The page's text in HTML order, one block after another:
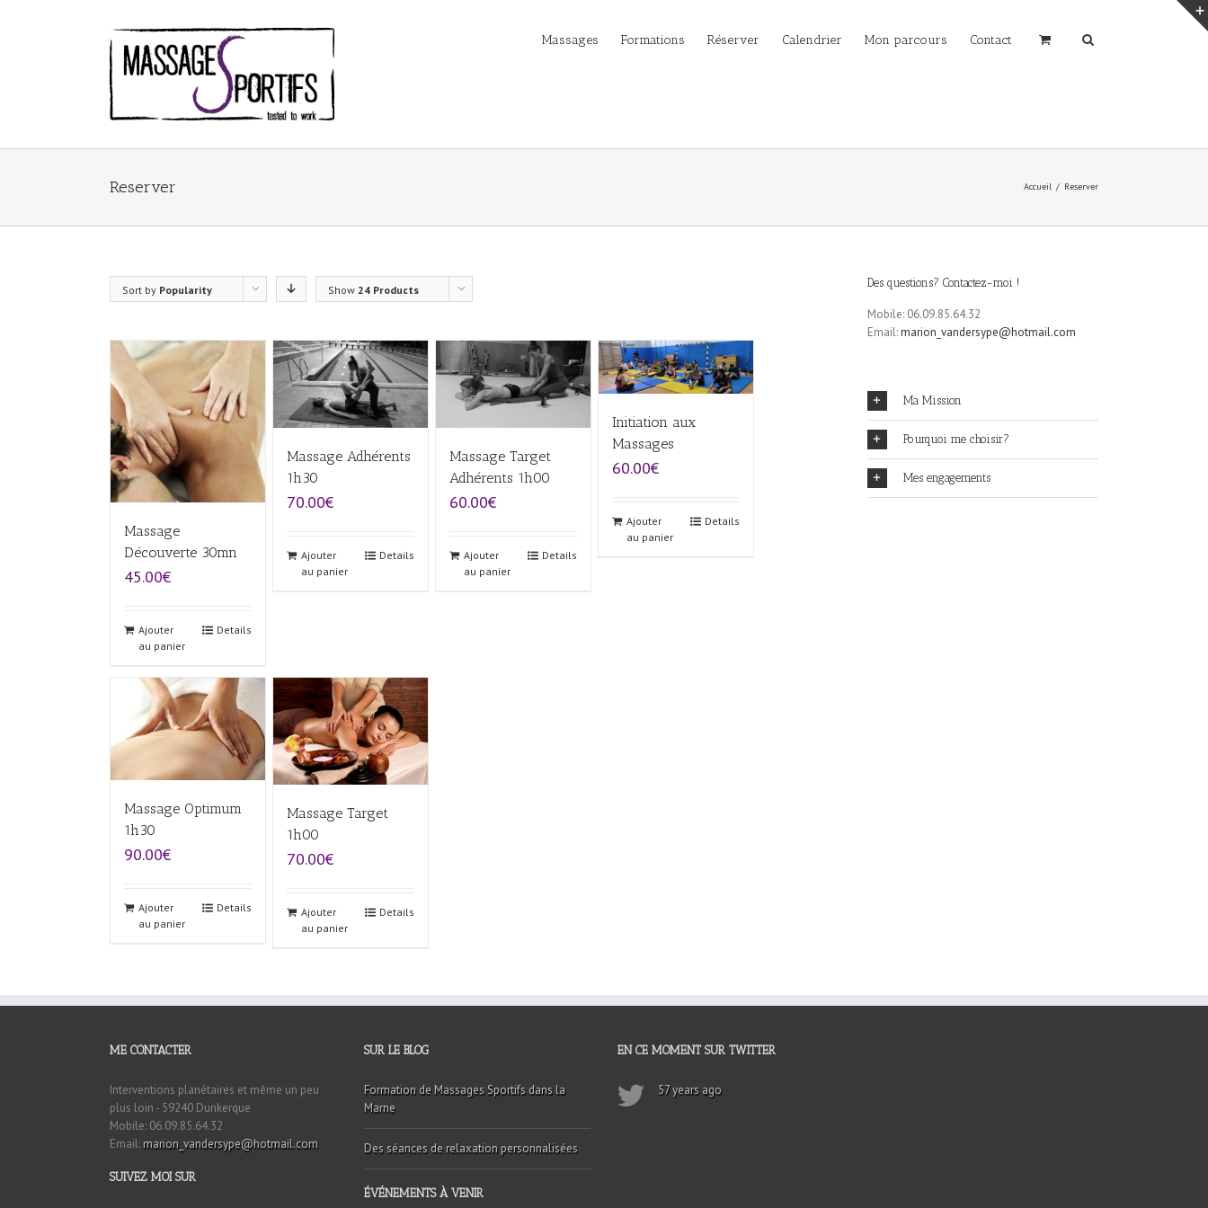
Massages Formations Réserver Calendrier Mon parcours Contact
Reserver Accueil Reserver
Sort by Popularity Show 24 Products
Massage
Découverte 30mn
45.00€
Ajouter
au panier
Details
Massage Adhérents
1h30
70.00€
Ajouter
au panier
Details
Massage Target
Adhérents 1h00
60.00€
Ajouter
au panier
Details
Initiation aux
Massages
60.00€
Ajouter
au panier
Details
Massage Optimum
1h30
90.00€
Ajouter
au panier
Details
Massage Target
1h00
70.00€
Ajouter
au panier
Details
Des questions? Contactez-moi !
Mobile: 06.09.85.64.32
Email:marion_vandersype@hotmail.com
Ma Mission
Pourquoi me choisir?
Mes engagements
ME CONTACTER
Interventions planétaires et même un peu
plus loin - 59240 Dunkerque
Mobile: 06.09.85.64.32
Email: marion_vandersype@hotmail.com
SUIVEZ MOI SUR
SUR LE BLOG
Formation de Massages Sportifs dans la
Marne
Des séances de relaxation personnalisées
ÉVÉNEMENTS À VENIR
EN CE MOMENT SUR TWITTER
57 years ago